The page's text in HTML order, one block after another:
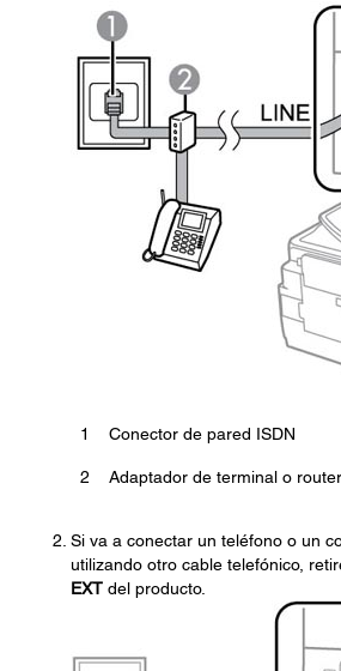
1 Conector de pared ISDN
2 Adaptador de terminal o
Si va a conectar un teléfono o un
utilizando otro cable telefónico,
EXT del producto.